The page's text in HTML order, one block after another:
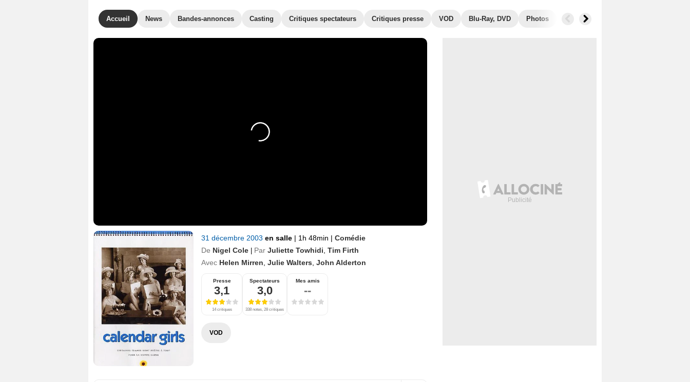
Accueil News Bandes-annonces Casting Critiques spectateurs Critiques presse VOD Blu-Ray, DVD Photos Secrets de tournage
31 décembre 2003 en salle | 1h 48min | Comédie
De Nigel Cole | Par Juliette Towhidi Tim Firth
Avec Helen Mirren Julie Walters John Alderton
Presse
3,1
14 critiques
Spectateurs
3,0
338 notes, 28 critiques
Mes amis
--
VOD